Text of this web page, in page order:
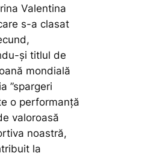
Valentina
s-a clasat
și titlul de
mondială
”spargeri
o performanță
valoroasă
noastră,
la